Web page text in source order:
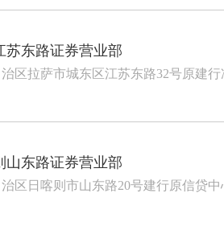
苏东路证券营业部
区拉萨市城东区江苏东路32号原建
山东路证券营业部
区日喀则市山东路20号建行原信贷中